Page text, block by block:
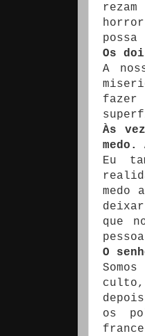
Os
A
fazer
Às
Eu
medo
que
O
os